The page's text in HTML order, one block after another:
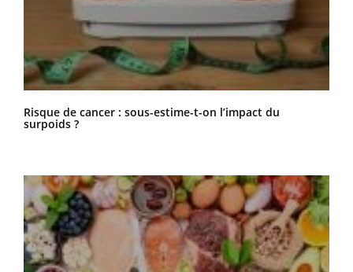
Risque de cancer : sous-estime-t-on l’impact du
surpoids ?